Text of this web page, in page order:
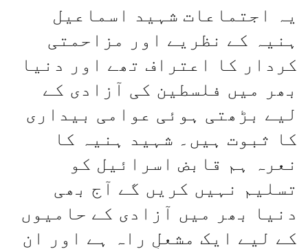
یہ اجتماعات شہید اسماعیل
ہنیہ کے نظریے اور مزاحمتی
کردار کا اعتراف تھے اور دنیا
بھر میں فلسطین کی آزادی کے
لیے بڑھتی ہوئی عوامی بیداری
کا ثبوت ہیں۔ شہید ہنیہ کا
نعرہ ہم قابض اسرائیل کو
تسلیم نہیں کریں گے آج بھی
دنیا بھر میں آزادی کے حامیوں
کے لیے ایک مشعلِ راہ ہے اور ان